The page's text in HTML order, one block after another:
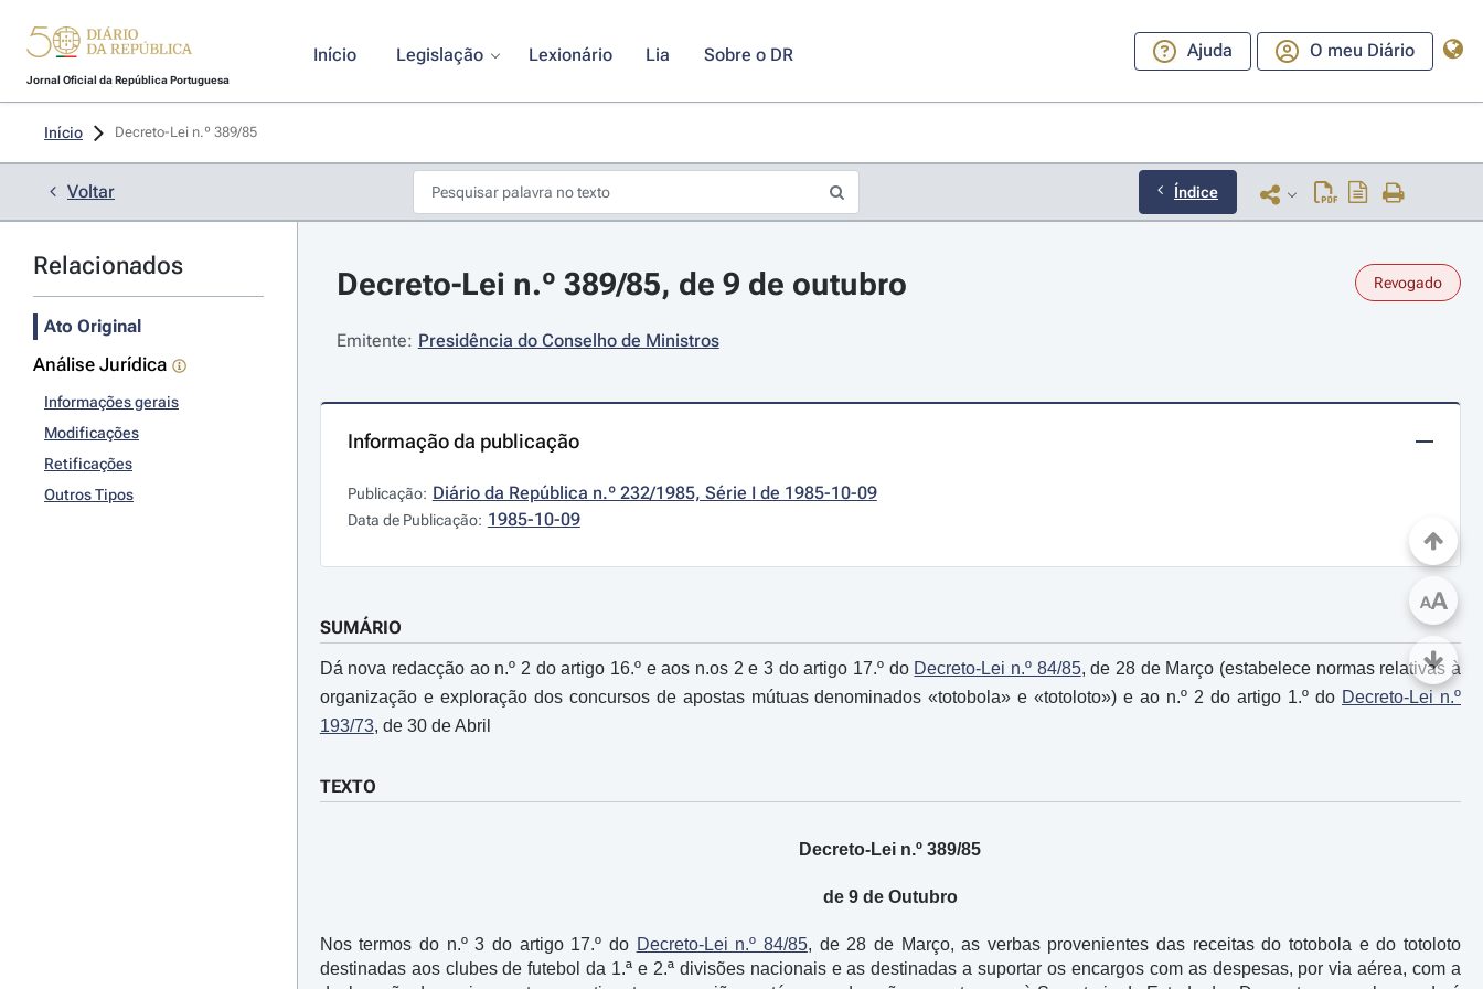
Jornal Oficial da República Portuguesa
Início Legislação Lexionário Lia Sobre o DR Ajuda O meu Diário
Início Decreto-Lei n.º 389/85
Voltar Índice
Relacionados
Ato Original
Análise Jurídica
Informações gerais
Modificações
Retificações
Outros Tipos
Decreto-Lei n.º 389/85, de 9 de outubro Revogado
Emitente: Presidência do Conselho de Ministros
Informação da publicação
Publicação: Diário da República n.º 232/1985, Série I de 1985-10-09
Data de Publicação: 1985-10-09
SUMÁRIO
Dá nova redacção ao n.º 2 do artigo 16.º e aos n.os 2 e 3 do artigo 17.º do Decreto-Lei n.º 84/85, de 28 de Março (estabelece normas relativas à
organização e exploração dos concursos de apostas mútuas denominados «totobola» e «totoloto») e ao n.º 2 do artigo 1.º do Decreto-Lei n.º
193/73, de 30 de Abril
TEXTO
Decreto-Lei n.º 389/85
de 9 de Outubro
Nos termos do n.º 3 do artigo 17.º do Decreto-Lei n.º 84/85, de 28 de Março, as verbas provenientes das receitas do totobola e do totoloto
destinadas aos clubes de futebol da 1.ª e 2.ª divisões nacionais e as destinadas a suportar os encargos com as despesas, por via aérea, com a
AA